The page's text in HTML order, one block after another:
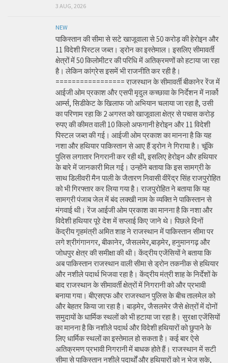
3 AUG, 2026
NEW
पाकिस्तान की सीमा से सटे खाजूवाला से 50 करोड़ की हेरोइन और
11 विदेशी पिस्टल जब्त। ड्रोन का इस्तेमाल। इसलिए सीमावर्ती
क्षेत्रों में 50 किलोमीटर की परिधि में अतिक्रमणों को हटाया जा रहा
है। लेकिन कांग्रेस इसमें भी राजनीति कर रही है।
================= राजस्थान के सीमावर्ती बीकानेर रेंज में
आईजी ओम प्रकाश और एसपी मृदुल कच्छावा के निर्देशन में नार्को
आर्म्स, सिडीकेट के खिलाफ जो अभियान चलाया जा रहा है, उसी
का परिणाम रहा कि 2 अगस्त को खाजूवाला क्षेत्र से पचास करोड़
रुपए की कीमत वाली 10 किलो अफगानी हेरोइन और 11 विदेशी
पिस्टल जब्त की गई। आईजी ओम प्रकाश का मानना है कि यह
नशा और हथियार पाकिस्तान से आए हैं ड्रोन ने गिराया है। चूंकि
पुलिस लगातार निगरानी कर रही थी, इसलिए हेरोइन और हथियार
के बारे में जानकारी मिल गई। उन्होंने बताया कि इस सामग्री के
साथ डिलीवरी मैन पाली के जैतारण निवासी वीरेंद्र सिंह राजपुरोहित
को भी गिरफ्तार कर लिया गया है। राजपुरोहित ने बताया कि यह
सामग्री पंजाब जेल में बंद लक्खी नाम के व्यक्ति ने पाकिस्तान से
मंगवाई थी। रेंज आईजी ओम प्रकाश का मानना है कि नशा और
विदेशी हथियार पूरे देश में सप्लाई किए जाने थे। पिछले दिनों
केंद्रीय गृहमंत्री अमित शाह ने राजस्थान में पाकिस्तान सीमा पर
लगे श्रीगंगानगर, बीकानेर, जैसलमेर,बाड़मेर, हनुमानगढ़ और
जोधपुर क्षेत्र की समीक्षा की थी। केंद्रीय एजेंसियों ने बताया कि
अब पाकिस्तान राजस्थान वाली सीमा से ड्रोन तकनीक से हथियार
और नशीले पदार्थ भिजवा रहा है। केंद्रीय मंत्री शाह के निर्देशों के
बाद राजस्थान के सीमावर्ती क्षेत्रों में निगरानी को और प्रभावी
बनाया गया। बीएसएफ और राजस्थान पुलिस के बीच तालमेल को
और बेहतर किया जा रहा है। बाड़मेर, जैसलमेर जैसे क्षेत्रों में दोनों
समुदायों के धार्मिक स्थलों को भी हटाया जा रहा है। सुरक्षा एजेंसियों
का मानना है कि नशीले पदार्थ और विदेशी हथियारों को छुपाने के
लिए धार्मिक स्थलों का इस्तेमाल हो सकता है। कई बार ऐसे
अतिक्रमण प्रभावी निगरानी में बाधक होते हैं। राजस्थान में सटी
सीमा से पाकिस्तान नशीले पदार्थों और हथियारों को न भेज सके,